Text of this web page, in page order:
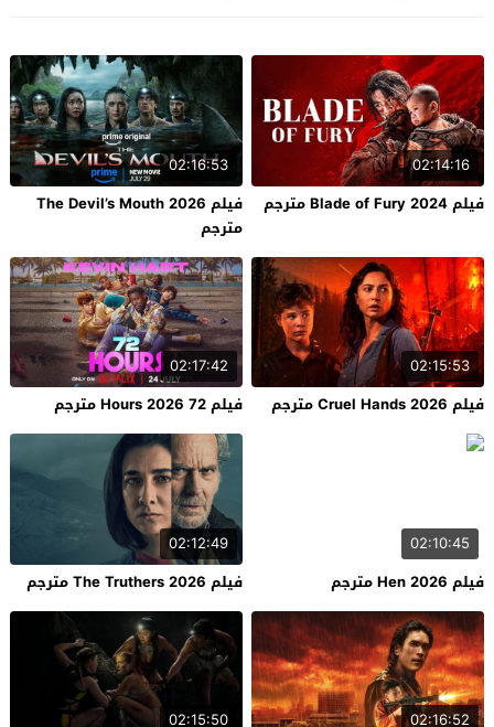
02:14:16
فيلم Blade of Fury 2024 مترجم
02:16:53
فيلم The Devil’s Mouth 2026
مترجم
02:15:53
فيلم Cruel Hands 2026 مترجم
02:17:42
فيلم 72 Hours 2026 مترجم
02:10:45
فيلم Hen 2026 مترجم
02:12:49
فيلم The Truthers 2026 مترجم
02:16:52
02:15:50